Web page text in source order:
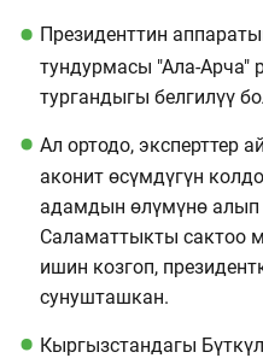
Президенттин
тундурмасы "Ала-Арча"
тургандыгы белгилүү
Ал ортодо, эксперттер
аконит өсүмдүгүн
адамдын өлүмүнө алып
Саламаттыкты сактоо
ишин козгоп,
сунушташкан.
Кыргызстандагы